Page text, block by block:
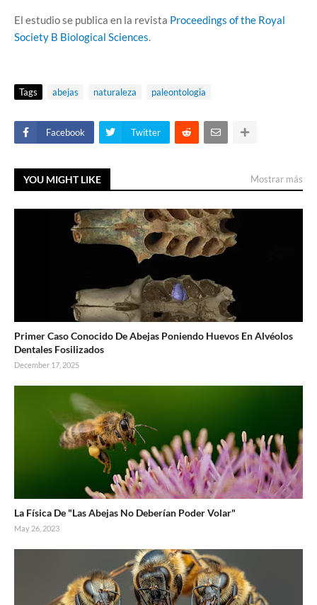
El estudio se publica en la revista Proceedings of the Royal
Society B Biological Sciences.
Tags abejas naturaleza paleontologia
Facebook Twitter
YOU MIGHT LIKE Mostrar más
Primer Caso Conocido De Abejas Poniendo Huevos En Alvéolos
Dentales Fosilizados
December 17, 2025
La Física De "Las Abejas No Deberían Poder Volar"
May 26, 2023